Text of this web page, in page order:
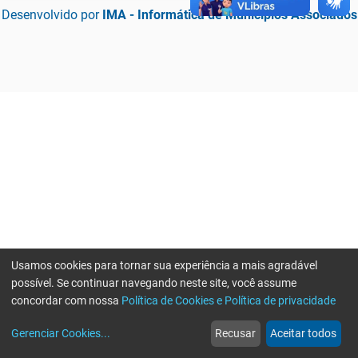
Desenvolvido por IMA - Informática de Municípios Associados
web
Notícias
more_horiz
Mais
Usamos cookies para tornar sua experiência a mais agradável
possível. Se continuar navegando neste site, você assume
concordar com nossa Política de Cookies e Política de privacidade
Gerenciar Cookies... Recusar Aceitar todos
Erro ao enviar informações, por favor tente novamente